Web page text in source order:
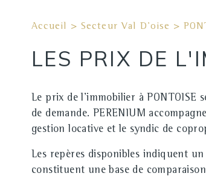
Accueil >Secteur Val D'oise >
LES PRIX DE
Le prix de l'immobilier à
de demande. PERENIUM
gestion locative et le syndic de
Les repères disponibles indiquent
constituent une base de